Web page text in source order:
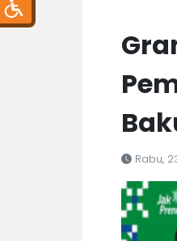
Rabu,